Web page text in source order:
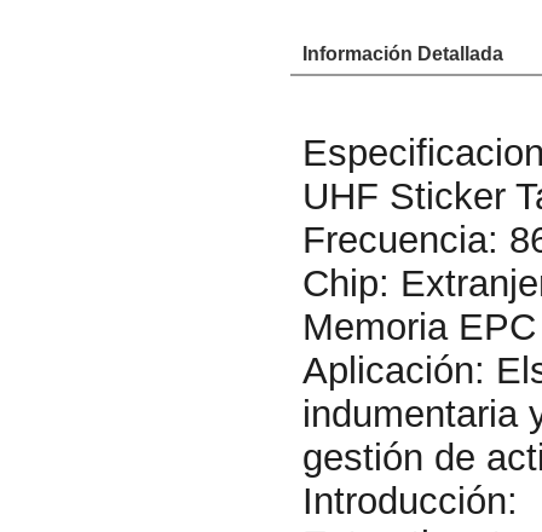
Información Detallada
UHF Sticker
Frecuencia:
Chip:
Memoria
Aplicación:
indumentaria
gestión de
Introducción: